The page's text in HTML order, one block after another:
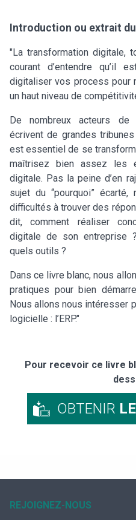
Introduction ou extrait
"La transformation digitale,
courant d’entendre qu’il
digitaliser vos process pour
un haut niveau de
De nombreux acteurs de
écrivent de grandes
est essentiel de se
maîtrisez bien assez les
digitale. Pas la peine d’en
sujet du “pourquoi”
difficultés à trouver des
dit, comment réaliser
digitale de son entreprise
quels outils ?
Dans ce livre blanc, nous
pratiques pour bien
Nous allons nous intéresser
logicielle : l’ERP."
Pour recevoir ce livre
OBTENIR
REJOIGNEZ-NOUS